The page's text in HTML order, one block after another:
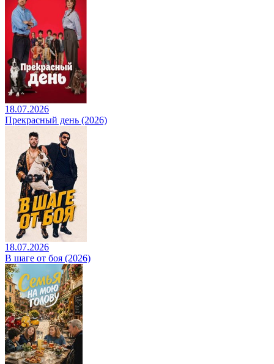
18.07.2026
Прекрасный день (2026)
18.07.2026
В шаге от боя (2026)